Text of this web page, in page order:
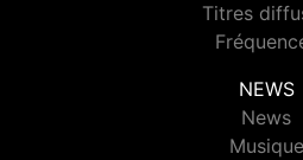
Titres
NEWS
News
Musique